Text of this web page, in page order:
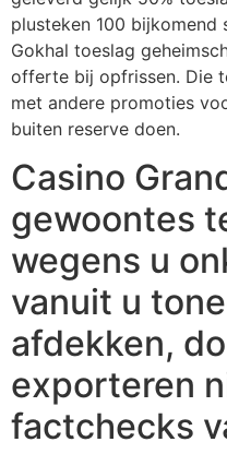
plusteken 100 bijkomend
Gokhal toeslag
offerte bij opfrissen. Die
met andere promoties
buiten reserve doen.
Casino
gewoontes
wegens u
vanuit u
afdekken,
exporteren
factchecks